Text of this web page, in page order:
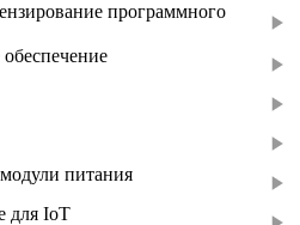
программного
питания
для IoT